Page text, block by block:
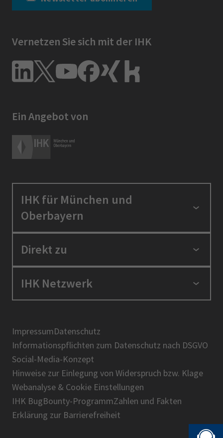
Vernetzen Sie sich mit der IHK
Ein Angebot von
IHK für München und
Oberbayern
Standortpolitik
Berufszugang
Über uns
Direkt zu
Positionen
Presse
IHK-Magazin
IHK Netzwerk
BIHK
DIHK
AHK
IHK-Standortportal Bayern
ImpressumDatenschutz
Informationspflichten zum Datenschutz nach DSGVO
Social-Media-Konzept
Hinweise zur Einlegung von Widerspruch bzw. Klage
Webanalyse & Cookie Einstellungen
IHK BugBounty-ProgrammZahlen und Fakten
Erklärung zur Barrierefreiheit